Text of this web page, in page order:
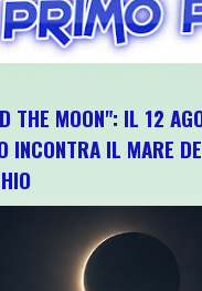
THE MOON": IL 12
INCONTRA IL MARE